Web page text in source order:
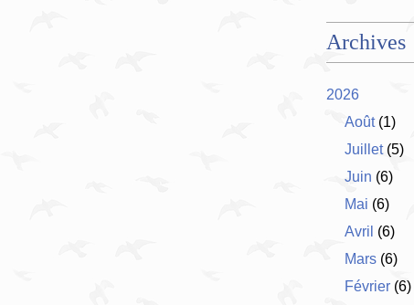
Archives
2026
Août(1)
Juillet(5)
Juin (6)
Mai (6)
Avril (6)
Mars (6)
Février (6)